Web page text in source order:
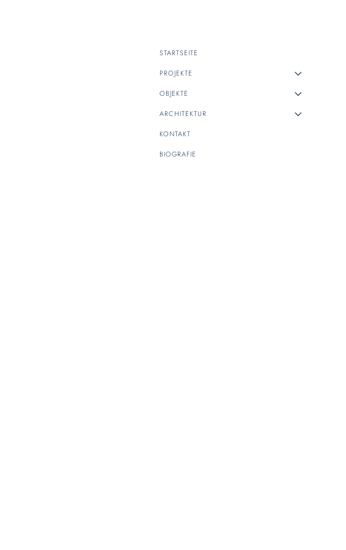
STARTSEITE
PROJEKTE
OBJEKTE
ARCHITEKTUR
KONTAKT
BIOGRAFIE